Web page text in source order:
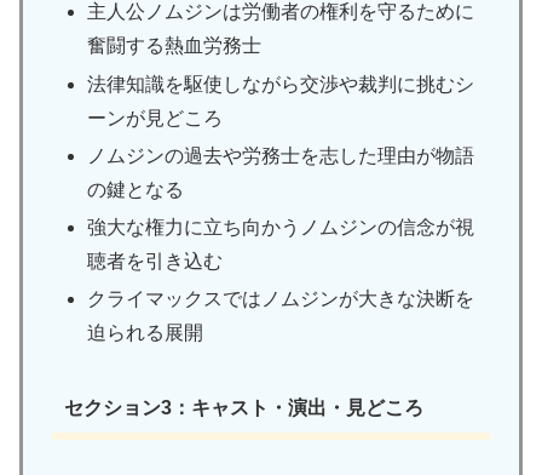
主人公ノムジンは労働者の権利を守るために
奮闘する熱血労務士
法律知識を駆使しながら交渉や裁判に挑むシ
ーンが見どころ
ノムジンの過去や労務士を志した理由が物語
の鍵となる
強大な権力に立ち向かうノムジンの信念が視
聴者を引き込む
クライマックスではノムジンが大きな決断を
迫られる展開
セクション3：キャスト・演出・見どころ